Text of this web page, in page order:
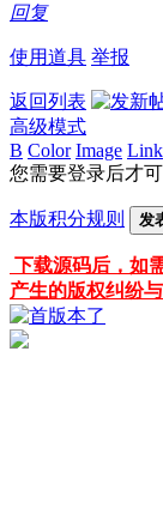
回复
使用道具 举报
返回列表
高级模式
B Color Image Link
您需要登录后才
本版积分规则 发
下载源码后，如
产生的版权纠纷与